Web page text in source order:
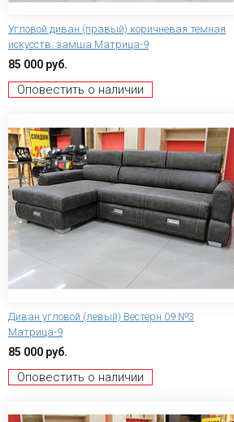
Угловой диван (правый) коричневая темная
искусств. замша Матрица-9
85 000 руб.
Оповестить о наличии
Диван угловой (левый) Вестерн 09 №3
Матрица-9
85 000 руб.
Оповестить о наличии